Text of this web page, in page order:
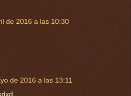
de 2016 a las 10:30
de 2016 a las 13:11